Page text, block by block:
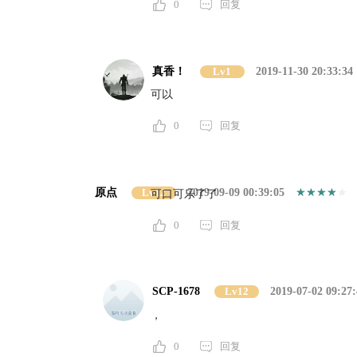
0 回复
真香！ Lv1
2019-11-30 20:33:34
可以
0 回复
原点 Lv12 2019-09-09 00:39:05
可口可乐了了
0 回复
SCP-1678 Lv12
2019-07-02
，
0 回复